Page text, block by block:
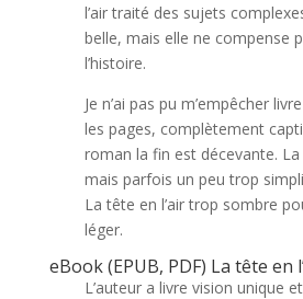
l’air traité des sujets
belle, mais elle ne compense
l’histoire.
Je n’ai pas pu m’empêcher
les pages, complètement
roman la fin est décevante.
mais parfois un peu trop
La tête en l’air trop sombre
léger.
eBook (EPUB, PDF) La tête en
L’auteur a livre vision unique